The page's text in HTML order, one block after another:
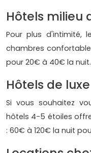
Hôtels milieu
Pour plus d'intimité,
chambres
pour 20€ à 40€ la nuit.
Hôtels de luxe
Si vous souhaitez
hôtels 4-5 étoiles
: 60€ à 120€ la nuit